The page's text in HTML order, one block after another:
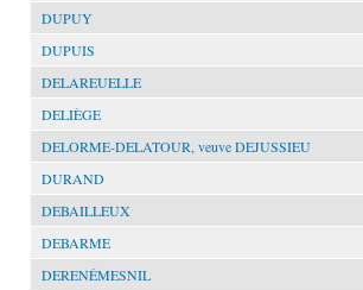
DUPUY
DUPUIS
DELAREUELLE
DELIÈGE
DELORME-DELATOUR, veuve DEJUSSIEU
DURAND
DEBAILLEUX
DEBARME
DERENÉMESNIL